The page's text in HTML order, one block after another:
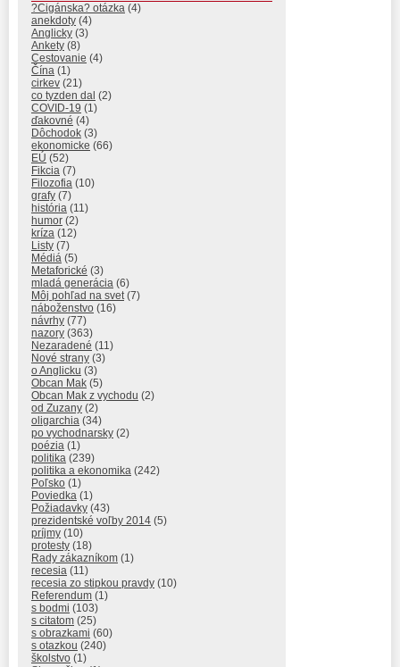
?Cigánska? otázka (4)
anekdoty (4)
Anglicky (3)
Ankety (8)
Cestovanie (4)
Čína (1)
cirkev (21)
co tyzden dal (2)
COVID-19 (1)
ďakovné (4)
Dôchodok (3)
ekonomicke (66)
EÚ (52)
Fikcia (7)
Filozofia (10)
grafy (7)
história (11)
humor (2)
kríza (12)
Listy (7)
Médiá (5)
Metaforické (3)
mladá generácia (6)
Môj pohľad na svet (7)
náboženstvo (16)
návrhy (77)
nazory (363)
Nezaradené (11)
Nové strany (3)
o Anglicku (3)
Obcan Mak (5)
Obcan Mak z vychodu (2)
od Zuzany (2)
oligarchia (34)
po vychodnarsky (2)
poézia (1)
politika (239)
politika a ekonomika (242)
Poľsko (1)
Poviedka (1)
Požiadavky (43)
prezidentské voľby 2014 (5)
príjmy (10)
protesty (18)
Rady zákazníkom (1)
recesia (11)
recesia zo stipkou pravdy (10)
Referendum (1)
s bodmi (103)
s citatom (25)
s obrazkami (60)
s otazkou (240)
školstvo (1)